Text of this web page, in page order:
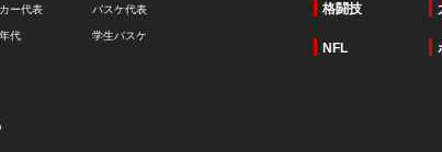
ー代表
代
バスケ代表
学生バスケ
格闘技
NFL